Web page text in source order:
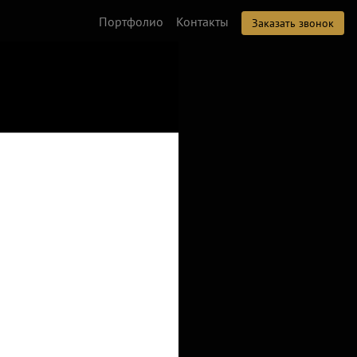
Портфолио Контакты Заказать звонок